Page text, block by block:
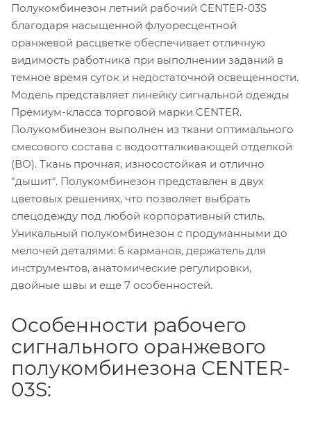
Полукомбинезон летний рабочий CENTER-03S
благодаря насыщенной флуоресцентной
оранжевой расцветке обеспечивает отличную
видимость работника при выполнении заданий в
темное время суток и недостаточной освещенности.
Модель представляет линейку сигнальной одежды
Премиум-класса торговой марки CENTER.
Полукомбинезон выполнен из ткани оптимального
смесового состава с водоотталкивающей отделкой
(ВО). Ткань прочная, износостойкая и отлично
"дышит". Полукомбинезон представлен в двух
цветовых решениях, что позволяет выбрать
спецодежду под любой корпоративный стиль.
Уникальный полукомбинезон с продуманными до
мелочей деталями: 6 карманов, держатель для
инструментов, анатомические регулировки,
двойные швы и еще 7 особенностей.
Особенности рабочего
сигнального оранжевого
полукомбинезона CENTER-
03S: